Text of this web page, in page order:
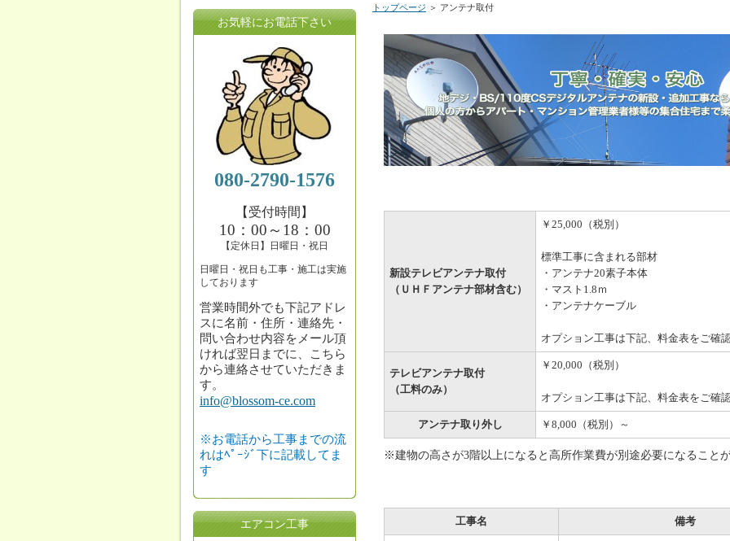
トップページ ＞ アンテナ取付
新設テレビアンテナ取付
（ＵＨＦアンテナ部材含む）
￥25,000（税別）
標準工事に含まれる部材
・アンテナ20素子本体
・マスト1.8ｍ
・アンテナケーブル
オプション工事は下記、料金表をご確
テレビアンテナ取付
（工料のみ）
￥20,000（税別）
オプション工事は下記、料金表をご確
アンテナ取り外し ￥8,000（税別）～
※建物の高さが3階以上になると高所作業費が別途必要になること
工事名 備考
お気軽にお電話下さい
080-2790-1576
【受付時間】
10：00～18：00
【定休日】日曜日・祝日
日曜日・祝日も工事・施工は実施
しております
営業時間外でも下記アドレ
スに名前・住所・連絡先・
問い合わせ内容をメール頂
ければ翌日までに、こちら
から連絡させていただきま
す。
info@blossom-ce.com
※お電話から工事までの流
れはﾍﾟｰｼﾞ下に記載してま
す
エアコン工事